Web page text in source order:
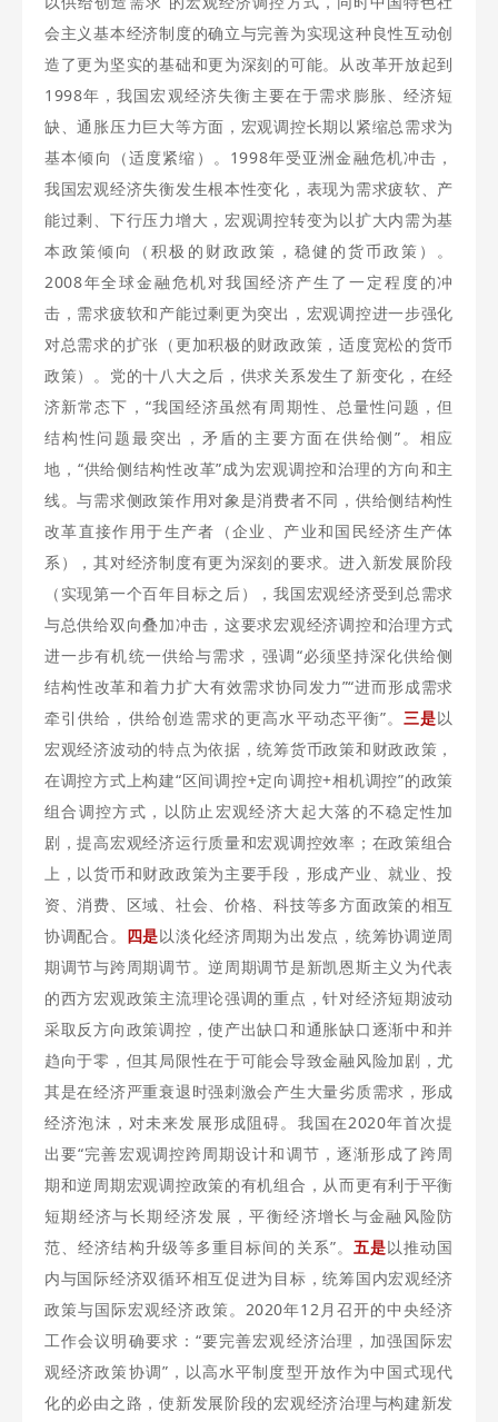
会主义基本经济制度的确立与完善为实现这种良性互动创
造了更为坚实的基础和更为深刻的可能。从改革开放起到
1998年，我国宏观经济失衡主要在于需求膨胀、经济短
缺、通胀压力巨大等方面，宏观调控长期以紧缩总需求为
基本倾向（适度紧缩）。1998年受亚洲金融危机冲击，
我国宏观经济失衡发生根本性变化，表现为需求疲软、产
能过剩、下行压力增大，宏观调控转变为以扩大内需为基
本政策倾向（积极的财政政策，稳健的货币政策）。
2008年全球金融危机对我国经济产生了一定程度的冲
击，需求疲软和产能过剩更为突出，宏观调控进一步强化
对总需求的扩张（更加积极的财政政策，适度宽松的货币
政策）。党的十八大之后，供求关系发生了新变化，在经
济新常态下，“我国经济虽然有周期性、总量性问题，但
结构性问题最突出，矛盾的主要方面在供给侧”。相应
地，“供给侧结构性改革”成为宏观调控和治理的方向和主
线。与需求侧政策作用对象是消费者不同，供给侧结构性
改革直接作用于生产者（企业、产业和国民经济生产体
系），其对经济制度有更为深刻的要求。进入新发展阶段
（实现第一个百年目标之后），我国宏观经济受到总需求
与总供给双向叠加冲击，这要求宏观经济调控和治理方式
进一步有机统一供给与需求，强调“必须坚持深化供给侧
结构性改革和着力扩大有效需求协同发力”“进而形成需求
牵引供给，供给创造需求的更高水平动态平衡”。三是以
宏观经济波动的特点为依据，统筹货币政策和财政政策，
在调控方式上构建“区间调控+定向调控+相机调控”的政策
组合调控方式，以防止宏观经济大起大落的不稳定性加
剧，提高宏观经济运行质量和宏观调控效率；在政策组合
上，以货币和财政政策为主要手段，形成产业、就业、投
资、消费、区域、社会、价格、科技等多方面政策的相互
协调配合。 四是以淡化经济周期为出发点，统筹协调逆周
期调节与跨周期调节。逆周期调节是新凯恩斯主义为代表
的西方宏观政策主流理论强调的重点，针对经济短期波动
采取反方向政策调控，使产出缺口和通胀缺口逐渐中和并
趋向于零，但其局限性在于可能会导致金融风险加剧，尤
其是在经济严重衰退时强刺激会产生大量劣质需求，形成
经济泡沫，对未来发展形成阻碍。我国在2020年首次提
出要“完善宏观调控跨周期设计和调节，逐渐形成了跨周
期和逆周期宏观调控政策的有机组合，从而更有利于平衡
短期经济与长期经济发展，平衡经济增长与金融风险防
范、经济结构升级等多重目标间的关系”。 五是以推动国
内与国际经济双循环相互促进为目标，统筹国内宏观经济
政策与国际宏观经济政策。2020年12月召开的中央经济
工作会议明确要求：“要完善宏观经济治理，加强国际宏
观经济政策协调”，以高水平制度型开放作为中国式现代
化的必由之路，使新发展阶段的宏观经济治理与构建新发